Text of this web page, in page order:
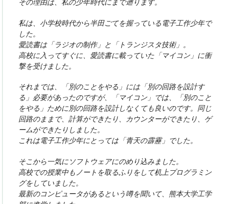
その理由は、私の少年時代にまで遡ります。
私は、小学校時代から半田ごてを握っている電子工作少年で
した。
愛読書は「ラジオの制作」と「トランジスタ技術」。
高校に入ってすぐに、愛読書に載っていた「マイコン」に衝
撃を受けました。
それまでは、「別のことをやる」には「別の回路を設計す
る」必要があったのですが、「マイコン」では、「別のこと
をやる」ために別の回路を設計しなくても良いのです。同じ
回路のままで、計算ができたり、カウンターができたり、ゲ
ームができたりしました。
これは電子工作少年にとっては「青天の霹靂」でした。
そこから一気にソフトウェアにのめり込みました。
高校での授業中もノートを取るふりをして机上プログラミン
グをしていました。
最新のコンピュータがあるという噂を聞いて、熊本大学工学